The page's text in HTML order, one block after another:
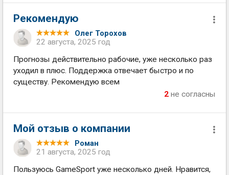
Рекомендую
Олег Торохов
22 августа, 2025 год
Прогнозы действительно рабочие, уже несколько раз
уходил в плюс. Поддержка отвечает быстро и по
существу. Рекомендую всем
2 не согласны
Мой отзыв о компании
Роман
21 августа, 2025 год
Пользуюсь GameSport уже несколько дней. Нравится,